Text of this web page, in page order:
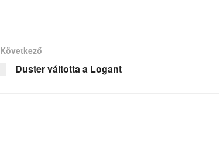
Következő
Duster váltotta a Logant